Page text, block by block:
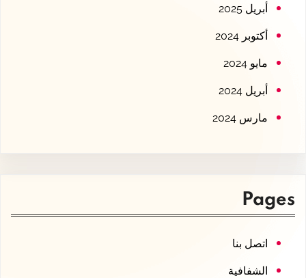
أبريل 2025
أكتوبر 2024
مايو 2024
أبريل 2024
مارس 2024
Pages
اتصل بنا
الشفافية